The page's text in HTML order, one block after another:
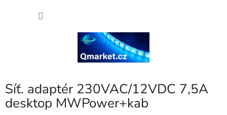
Síť. adaptér 230VAC/12VDC 7,5A
desktop MWPower+kab